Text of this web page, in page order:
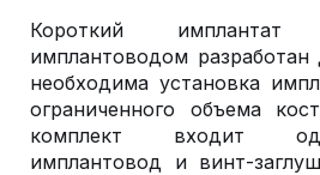
Короткий
имплантоводом разработан
необходима установка
ограниченного объема
комплект входит
имплантовод и винт-